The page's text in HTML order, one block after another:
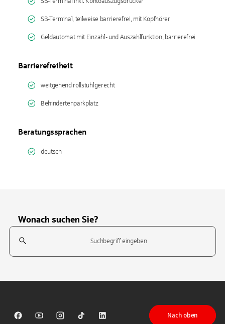
SB-Terminal, teilweise barrierefrei, mit Kopfhörer
Geldautomat mit Einzahl- und Auszahlfunktion, barrierefrei
Barrierefreiheit
weitgehend rollstuhlgerecht
Behindertenparkplatz
Beratungssprachen
deutsch
Wonach suchen Sie?
Suchfeld
Sparkasse auf Facebook
Sparkasse auf Youtube
Sparkasse auf Instagram
Sparkasse auf TikTok
Sparkasse auf LinkedIn
Nach oben